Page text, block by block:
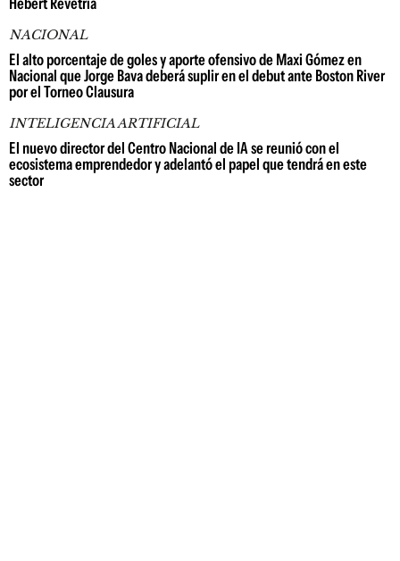
NACIONAL
El alto porcentaje de goles y aporte ofensivo de Maxi Gómez en
Nacional que Jorge Bava deberá suplir en el debut ante Boston River
por el Torneo Clausura
INTELIGENCIA ARTIFICIAL
El nuevo director del Centro Nacional de IA se reunió con el
ecosistema emprendedor y adelantó el papel que tendrá en este
sector